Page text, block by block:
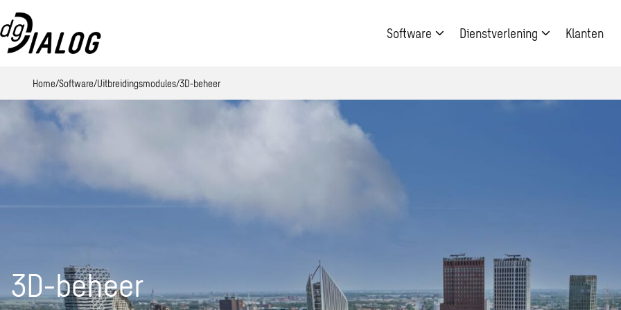
Software Dienstverlening Klanten
Home Software Uitbreidingsmodules 3D-beheer
3D-beheer